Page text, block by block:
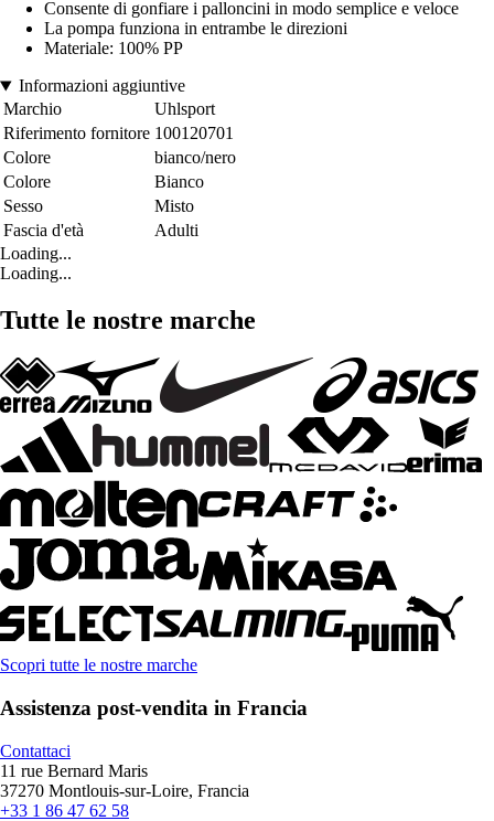
Consente di gonfiare i palloncini in modo semplice e veloce
La pompa funziona in entrambe le direzioni
Materiale: 100% PP
Informazioni aggiuntive
Marchio
Uhlsport
Riferimento fornitore 100120701
Colore
bianco/nero
Colore
Bianco
Sesso
Misto
Fascia d'età
Adulti
Loading...
Loading...
Tutte le nostre marche
Scopri tutte le nostre marche
Assistenza post-vendita in Francia
Contattaci
11 rue Bernard Maris
37270 Montlouis-sur-Loire, Francia
+33 1 86 47 62 58